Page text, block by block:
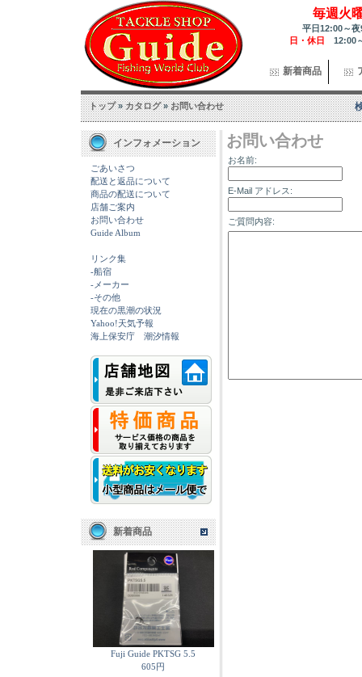
毎週火
平日12:00～
日・休日 12:00
新着商品
トップ»カタログ»お問い合わせ
インフォメーション
ごあいさつ
配送と返品について
商品の配送について
店舗ご案内
お問い合わせ
Guide Album
リンク集
-船宿
-メーカー
-その他
現在の黒潮の状況
Yahoo!天気予報
海上保安庁 潮汐情報
新着商品
Fuji Guide PKTSG 5.5
605円
お問い合わせ
お名前:
E-Mail アドレス:
ご質問内容: